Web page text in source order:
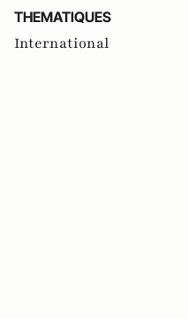
THEMATIQUES
International